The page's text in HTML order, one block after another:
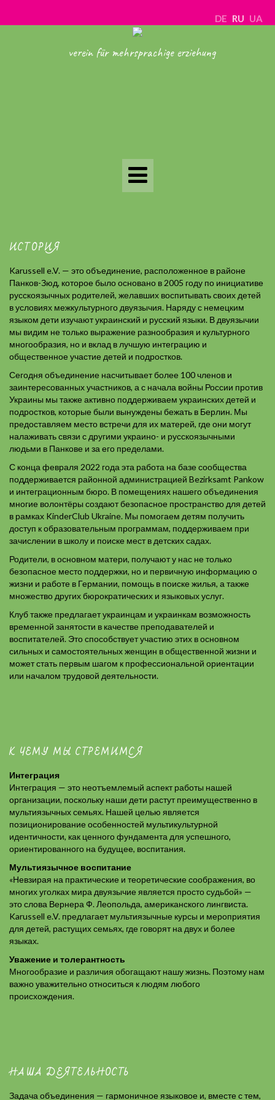
DE RU UA
verein für mehrsprachige erziehung
Toggle
Navigation
ИСТОРИЯ
Karussell e.V. — это объединение, расположенное в районе
Панков-Зюд, которое было основано в 2005 году по инициативе
русскоязычных родителей, желавших воспитывать своих детей
в условиях межкультурного двуязычия. Наряду с немецким
языком дети изучают украинский и русский языки. В двуязычии
мы видим не только выражение разнообразия и культурного
многообразия, но и вклад в лучшую интеграцию и
общественное участие детей и подростков.
Сегодня объединение насчитывает более 100 членов и
заинтересованных участников, а с начала войны России против
Украины мы также активно поддерживаем украинских детей и
подростков, которые были вынуждены бежать в Берлин. Мы
предоставляем место встречи для их матерей, где они могут
налаживать связи с другими украино- и русскоязычными
людьми в Панкове и за его пределами.
С конца февраля 2022 года эта работа на базе сообщества
поддерживается районной администрацией Bezirksamt Pankow
и интеграционным бюро. В помещениях нашего объединения
многие волонтёры создают безопасное пространство для детей
в рамках KinderClub Ukraine. Мы помогаем детям получить
доступ к образовательным программам, поддерживаем при
зачислении в школу и поиске мест в детских садах.
Родители, в основном матери, получают у нас не только
безопасное место поддержки, но и первичную информацию о
жизни и работе в Германии, помощь в поиске жилья, а также
множество других бюрократических и языковых услуг.
Клуб также предлагает украинцам и украинкам возможность
временной занятости в качестве преподавателей и
воспитателей. Это способствует участию этих в основном
сильных и самостоятельных женщин в общественной жизни и
может стать первым шагом к профессиональной ориентации
или началом трудовой деятельности.
К ЧЕМУ МЫ СТРЕМИМСЯ
Интеграция
Интеграция — это неотъемлемый аспект работы нашей
организации, поскольку наши дети растут преимущественно в
мультиязычных семьях. Нашей целью является
позиционирование особенностей мультикультурной
идентичности, как ценного фундамента для успешного,
ориентированного на будущее, воспитания.
Мультиязычное воспитание
«Невзирая на практические и теоретические соображения, во
многих уголках мира двуязычие является просто судьбой» —
это слова Вернера Ф. Леопольда, американского лингвиста.
Karussell e.V. предлагает мультиязычные курсы и мероприятия
для детей, растущих семьях, где говорят на двух и более
языках.
Уважение и толерантность
Многообразие и различия обогащают нашу жизнь. Поэтому нам
важно уважительно относиться к людям любого
происхождения.
НАША ДЕЯТЕЛЬНОСТЬ
Задача объединения — гармоничное языковое и, вместе с тем,